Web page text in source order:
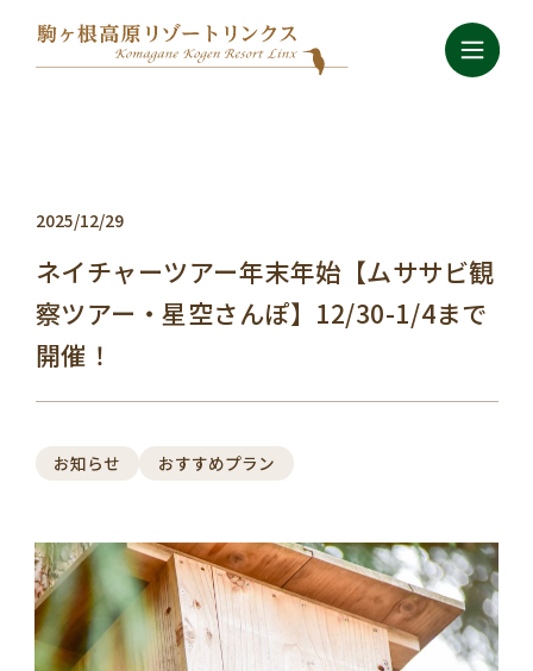
2025/12/29
ネイチャーツアー年末年始【ムササビ観
察ツアー・星空さんぽ】12/30-1/4まで
開催！
お知らせ おすすめプラン